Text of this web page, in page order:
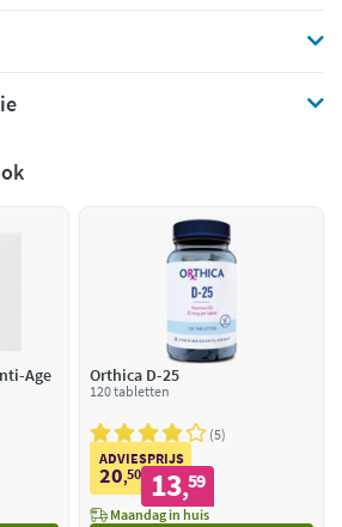
Age
Orthica D-25
120 tabletten
5
ADVIESPRIJS
20,50 13,59
Maandag in huis